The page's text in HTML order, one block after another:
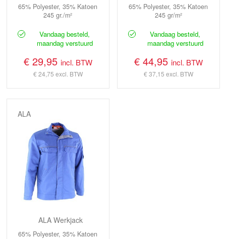
65% Polyester, 35% Katoen
245 gr./m²
Vandaag besteld,
maandag verstuurd
€ 29,95 incl. BTW
€ 24,75 excl. BTW
65% Polyester, 35% Katoen
245 gr/m²
Vandaag besteld,
maandag verstuurd
€ 44,95 incl. BTW
€ 37,15 excl. BTW
ALA
ALA Werkjack
65% Polyester, 35% Katoen